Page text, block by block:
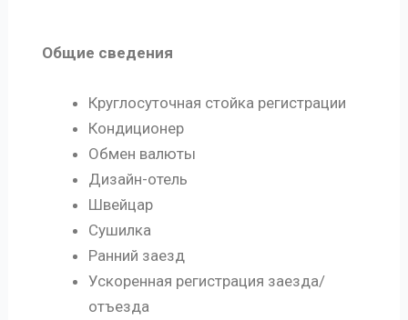
Общие сведения
Круглосуточная стойка регистрации
Кондиционер
Обмен валюты
Дизайн-отель
Швейцар
Сушилка
Ранний заезд
Ускоренная регистрация заезда/
отъезда